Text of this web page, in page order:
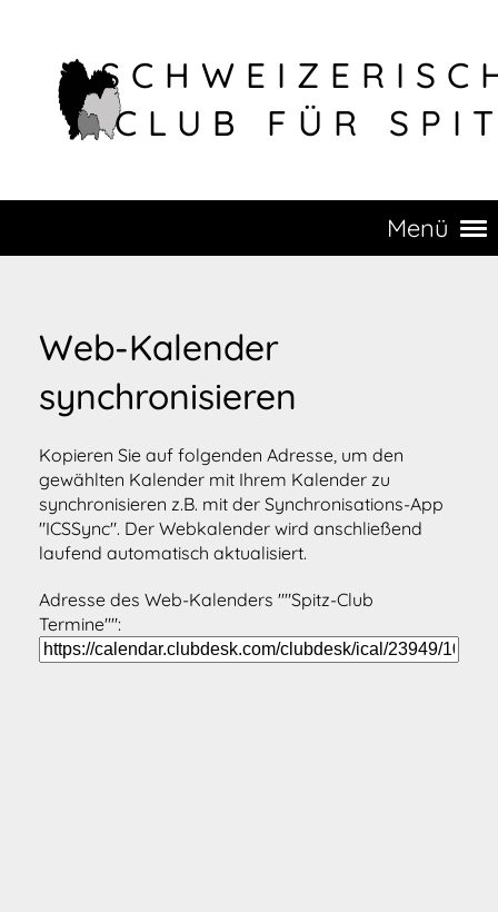
CLUB FÜR
Menü
Web-Kalender
synchronisieren
Kopieren Sie auf folgenden Adresse, um den
gewählten Kalender mit Ihrem Kalender zu
synchronisieren z.B. mit der Synchronisations-App
"ICSSync". Der Webkalender wird anschließend
laufend automatisch aktualisiert.
Adresse des Web-Kalenders ""Spitz-Club
Termine"":